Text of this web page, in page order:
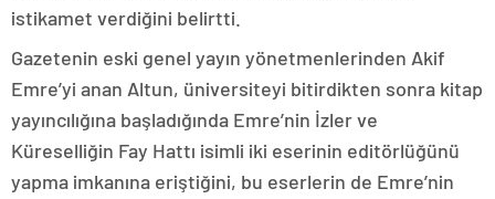
istikamet verdiğini belirtti.
Gazetenin eski genel yayın yönetmenlerinden Akif
Emre’yi anan Altun, üniversiteyi bitirdikten sonra kitap
yayıncılığına başladığında Emre’nin İzler ve
Küreselliğin Fay Hattı isimli iki eserinin editörlüğünü
yapma imkanına eriştiğini, bu eserlerin de Emre’nin